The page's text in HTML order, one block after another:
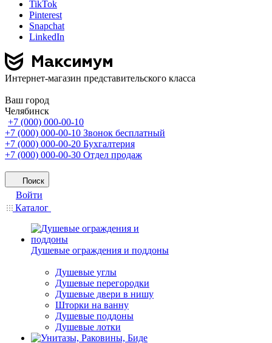
TikTok
Pinterest
Snapchat
LinkedIn
Интернет-магазин представительского класса
Ваш город
Челябинск
+7 (000) 000-00-10
+7 (000) 000-00-10 Звонок бесплатный
+7 (000) 000-00-20 Бухгалтерия
+7 (000) 000-00-30 Отдел продаж
Поиск
Войти
Каталог
Душевые ограждения и поддоны
Душевые углы
Душевые перегородки
Душевые двери в нишу
Шторки на ванну
Душевые поддоны
Душевые лотки